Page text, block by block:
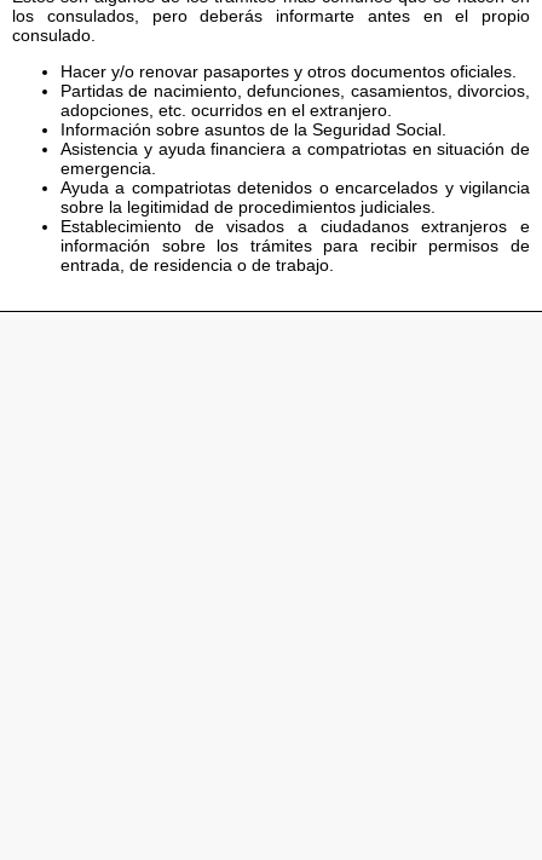
los consulados, pero deberás informarte antes en el propio
consulado.
Hacer y/o renovar pasaportes y otros documentos oficiales.
Partidas de nacimiento, defunciones, casamientos, divorcios,
adopciones, etc. ocurridos en el extranjero.
Información sobre asuntos de la Seguridad Social.
Asistencia y ayuda financiera a compatriotas en situación de
emergencia.
Ayuda a compatriotas detenidos o encarcelados y vigilancia
sobre la legitimidad de procedimientos judiciales.
Establecimiento de visados a ciudadanos extranjeros e
información sobre los trámites para recibir permisos de
entrada, de residencia o de trabajo.